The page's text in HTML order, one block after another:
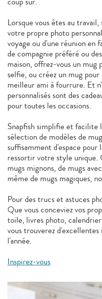
Lorsque vous êtes au
votre propre photo
voyage ou d'une réunion en
de compagnie préféré ou
maison, offrez-vous un mug
selfie, ou créez un mug
meilleur ami à fourrure. Et
personnalisés sont des
pour toutes les occasions.
Snapfish simplifie et facilite
sélection de modèles de
suffisamment d'espace pour
ressortir votre style unique.
mugs mignons, de mugs
même de mugs magiques,
Pour des trucs et astuces
Que vous conceviez vos
toile, livres photo,
vous trouverez
l'année.
Inspirez-vous